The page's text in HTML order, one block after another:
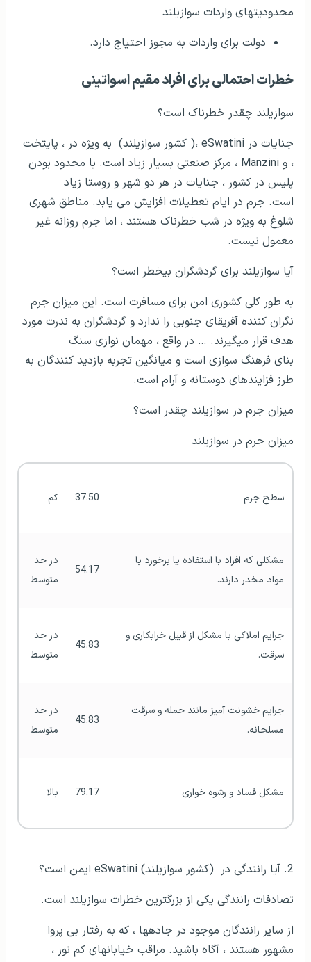
محدودیت­های واردات سوازیلند
دولت برای واردات به مجوز احتیاج دارد.
خطرات احتمالی برای افراد مقیم اسواتینی
سوازیلند چقدر خطرناک است؟
جنایات در eSwatini ،( کشور سوازیلند) به ویژه در ، پایتخت
، و Manzini ، مرکز صنعتی بسیار زیاد است. با محدود بودن
پلیس در کشور ، جنایات در هر دو شهر و روستا زیاد
است. جرم در ایام تعطیلات افزایش می یابد. مناطق شهری
شلوغ به ویژه در شب خطرناک هستند ، اما جرم روزانه غیر
معمول نیست.
آیا سوازیلند برای گردشگران بی­خطر است؟
به طور کلی کشوری امن برای مسافرت است. این میزان جرم
نگران کننده آفریقای جنوبی را ندارد و گردشگران به ندرت مورد
هدف قرار می­گیرند. … در واقع ، مهمان نوازی سنگ
بنای فرهنگ سوازی است و میانگین تجربه بازدید کنندگان به
طرز فزایندهای دوستانه و آرام است.
میزان جرم در سوازیلند چقدر است؟
میزان جرم در سوازیلند
سطح جرم 37.50 کم
مواد مخدر دارند.
54.17
متوسط
سرقت.
45.83
متوسط
مسلحانه.
45.83
متوسط
مشکل فساد و رشوه خواری 79.17 بالا
2. آیا رانندگی در (کشور سوازیلند) eSwatini ایمن است؟
تصادفات رانندگی یکی از بزرگ­ترین خطرات سوازیلند است.
از سایر رانندگان موجود در جاده­ها ، که به رفتار بی پروا
مشهور هستند ، آگاه باشید. مراقب خیابان­های کم نور ،